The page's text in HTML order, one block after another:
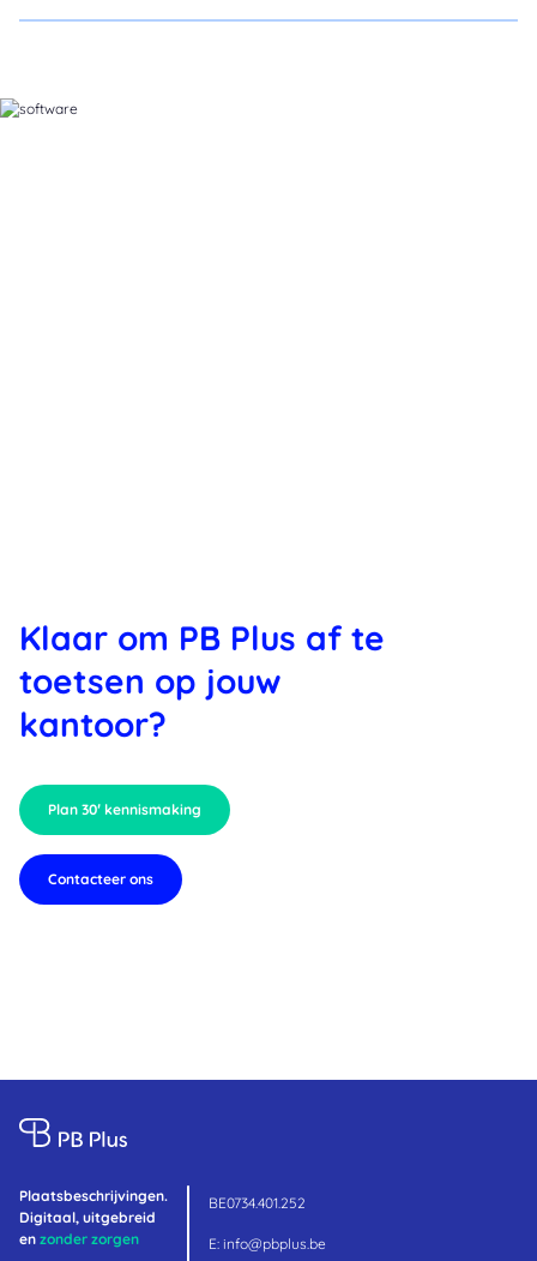
Klaar om PB Plus af te
toetsen op jouw
kantoor?
Plan 30′ kennismaking
Contacteer ons
Plaatsbeschrijvingen.
Digitaal, uitgebreid
en zonder zorgen
BE0734.401.252
E: info@pbplus.be